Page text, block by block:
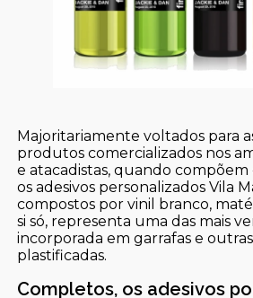
Majoritariamente voltados para
produtos comercializados nos
e atacadistas, quando compõem
os adesivos personalizados Vila
compostos por vinil branco,
si só, representa uma das mais
incorporada em garrafas e
plastificadas.
Completos, os adesivos